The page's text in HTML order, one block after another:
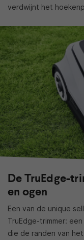
verdwijnt het
De TruEdge-
en ogen
Een van de unique
TruEdge-trimmer:
die de randen van